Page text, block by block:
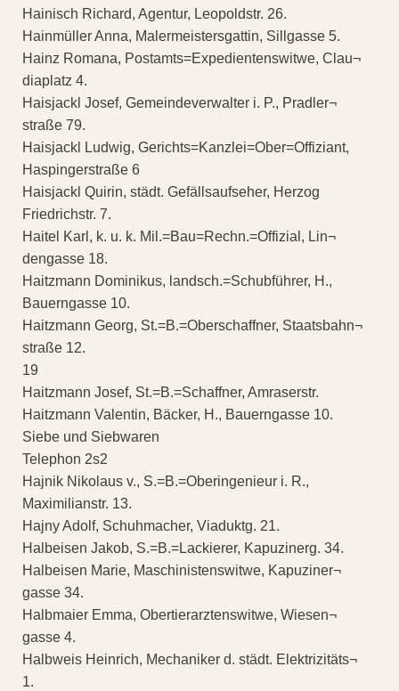
Hainisch Richard, Agentur, Leopoldstr. 26.
Hainmüller Anna, Malermeistersgattin, Sillgasse 5.
Hainz Romana, Postamts=Expedientenswitwe, Clau¬
diaplatz 4.
Haisjackl Josef, Gemeindeverwalter i. P., Pradler¬
straße 79.
Haisjackl Ludwig, Gerichts=Kanzlei=Ober=Offiziant,
Haspingerstraße 6
Haisjackl Quirin, städt. Gefällsaufseher, Herzog
Friedrichstr. 7.
Haitel Karl, k. u. k. Mil.=Bau=Rechn.=Offizial, Lin¬
dengasse 18.
Haitzmann Dominikus, landsch.=Schubführer, H.,
Bauerngasse 10.
Haitzmann Georg, St.=B.=Oberschaffner, Staatsbahn¬
straße 12.
19
Haitzmann Josef, St.=B.=Schaffner, Amraserstr.
Haitzmann Valentin, Bäcker, H., Bauerngasse 10.
Siebe und Siebwaren
Telephon 2s2
Hajnik Nikolaus v., S.=B.=Oberingenieur i. R.,
Maximilianstr. 13.
Hajny Adolf, Schuhmacher, Viaduktg. 21.
Halbeisen Jakob, S.=B.=Lackierer, Kapuzinerg. 34.
Halbeisen Marie, Maschinistenswitwe, Kapuziner¬
gasse 34.
Halbmaier Emma, Obertierarztenswitwe, Wiesen¬
gasse 4.
Halbweis Heinrich, Mechaniker d. städt. Elektrizitäts¬
1.